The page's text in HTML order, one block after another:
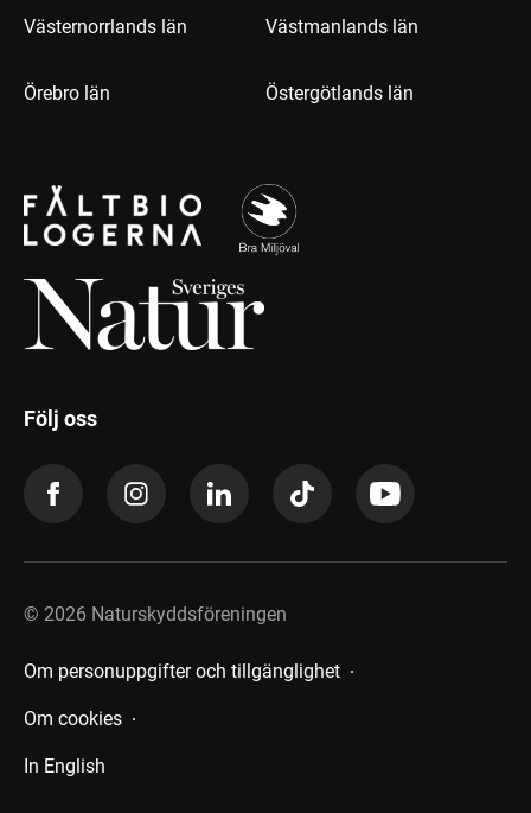
Västernorrlands län Västmanlands län
Örebro län Östergötlands län
Följ oss
© 2026 Naturskyddsföreningen
Om personuppgifter och tillgänglighet
Om cookies
In English